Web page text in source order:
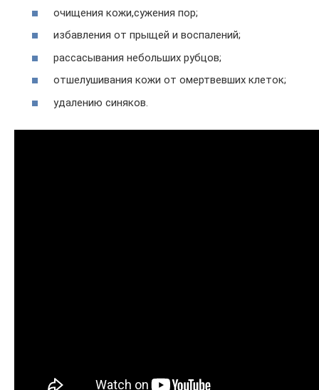
очищения кожи,сужения пор;
избавления от прыщей и воспалений;
рассасывания небольших рубцов;
отшелушивания кожи от омертвевших клеток;
удалению синяков.